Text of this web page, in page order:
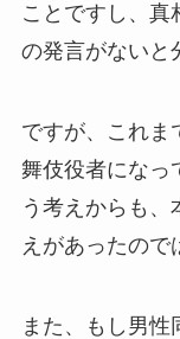
ことですし、真
の発言がないと
ですが、これま
舞伎役者になっ
う考えからも
えがあったので
また、もし男